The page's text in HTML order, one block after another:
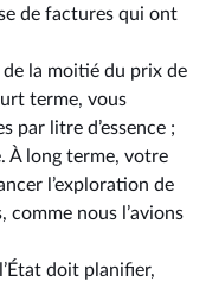
de factures qui ont
de la moitié du prix de
terme, vous
par litre d’essence ;
À long terme, votre
l’exploration de
comme nous l’avions
doit planifier,